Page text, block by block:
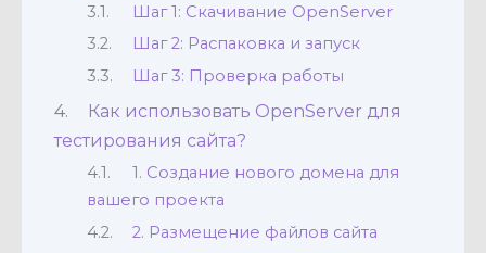
Шаг 1: Скачивание OpenServer
Шаг 2: Распаковка и запуск
Шаг 3: Проверка работы
Как использовать OpenServer для
тестирования сайта?
1. Создание нового домена для
вашего проекта
2. Размещение файлов сайта